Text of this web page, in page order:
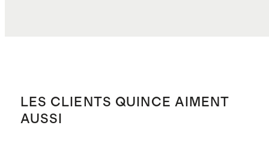
LES CLIENTS QUINCE AIMENT
AUSSI